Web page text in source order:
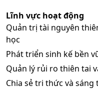
Lĩnh vực hoạt động
Quản trị tài nguyên
học
Phát triển sinh kế bền
Quản lý rủi ro thiên tai
Chia sẻ tri thức và sáng